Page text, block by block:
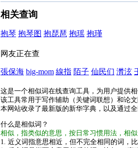
相关查询
抱琴 抱琴图 抱琵琶 抱瑶 抱瑾
网友正在查
張保海 big-mom 線指 陌子 仙民们 潸泫
这是一个相似词在线查询工具，为用户提供
该工具常用于写作辅助（关键词联想）和论文
本网站收录了最新版的新华字典，以及通过
什么是相似词？
相似，指类似的意思，按日常习惯用法，相
1. 近义词指意思相近，但不完全相同的词，比